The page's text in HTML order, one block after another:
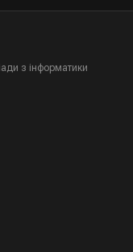
з інформатики